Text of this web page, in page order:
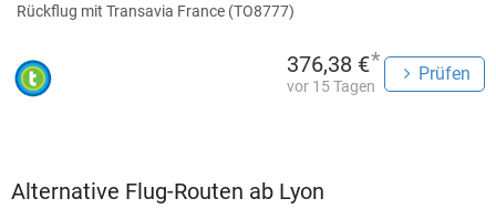
Rückflug mit Transavia France (TO8777)
376,38 €*
vor 15 Tagen
Prüfen
Alternative Flug-Routen ab Lyon